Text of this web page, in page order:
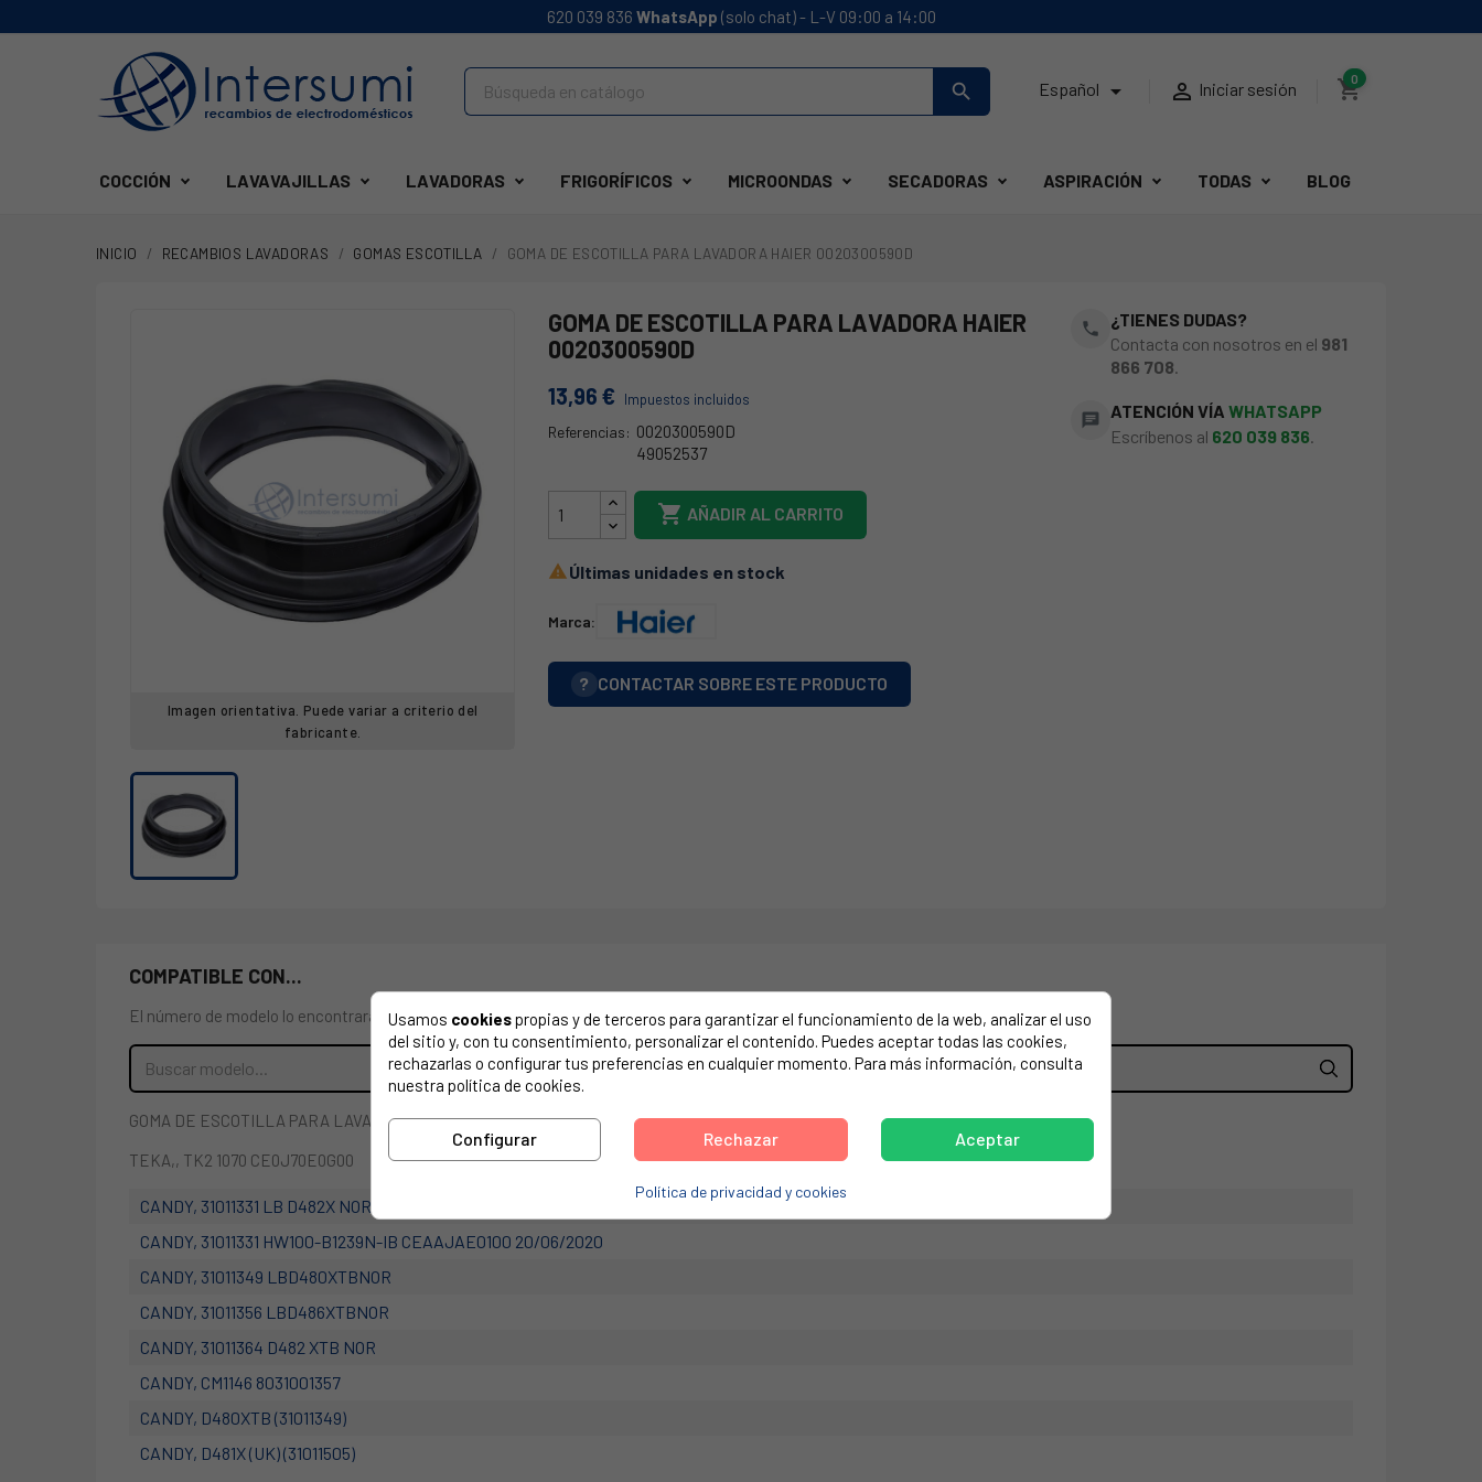
620 039 836 WhatsApp (solo chat) - L-V 09:00 a 14:00
search Español   Iniciar sesión shopping_cart
0
COCCIÓN LAVAVAJILLAS LAVADORAS FRIGORÍFICOS MICROONDAS SECADORAS ASPIRACIÓN TODAS BLOG
INICIO RECAMBIOS LAVADORAS GOMAS ESCOTILLA GOMA DE ESCOTILLA PARA LAVADORA HAIER 0020300590D
Imagen orientativa. Puede variar a criterio del
fabricante.
GOMA DE ESCOTILLA PARA LAVADORA HAIER
0020300590D
13,96 € Impuestos incluidos
Referencias: 0020300590D
49052537
 AÑADIR AL CARRITO
 Últimas unidades en stock
Marca:
? CONTACTAR SOBRE ESTE PRODUCTO
phone
¿TIENES DUDAS?
Contacta con nosotros en el 981
866 708.
chat ATENCIÓN VÍAWHATSAPP
Escríbenos al 620 039 836
COMPATIBLE CON...
El número de modelo lo encontrarás en la etiqueta de tu electrodoméstico. Suele estar formado por números y letras.
GOMA DE ESCOTILLA PARA LAVADORA HAIER 0020300590D, 49045766
TEKA,, TK2 1070 CE0J70E0G00
CANDY, 31011331 LB D482X NOR
CANDY, 31011331 HW100-B1239N-IB CEAAJAE0100 20/06/2020
CANDY, 31011349 LBD480XTBNOR
CANDY, 31011356 LBD486XTBNOR
CANDY, 31011364 D482 XTB NOR
CANDY, CM1146 8031001357
CANDY, D480XTB (31011349)
CANDY, D481X (UK) (31011505)
Usamos cookiespropias y de terceros para garantizar el funcionamiento de la web, analizar el uso
del sitio y, con tu consentimiento, personalizar el contenido. Puedes aceptar todas las cookies,
rechazarlas o configurar tus preferencias en cualquier momento. Para más información, consulta
nuestra política de cookies.
Configurar Rechazar Aceptar
Política de privacidad y cookies